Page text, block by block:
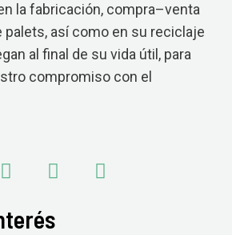
la fabricación, compra–venta
así como en su reciclaje
al final de su vida útil, para
compromiso con el